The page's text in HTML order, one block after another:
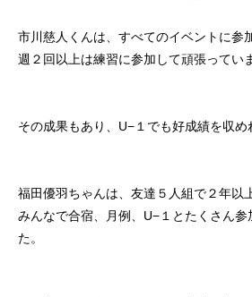
市川慈人くんは、すべてのイベントに参
週２回以上は練習に参加して頑張ってい
その成果もあり、U−１でも好成績を収め
福田優羽ちゃんは、友達５人組で２年以
みんなで合宿、月例、U−１とたくさん参
た。